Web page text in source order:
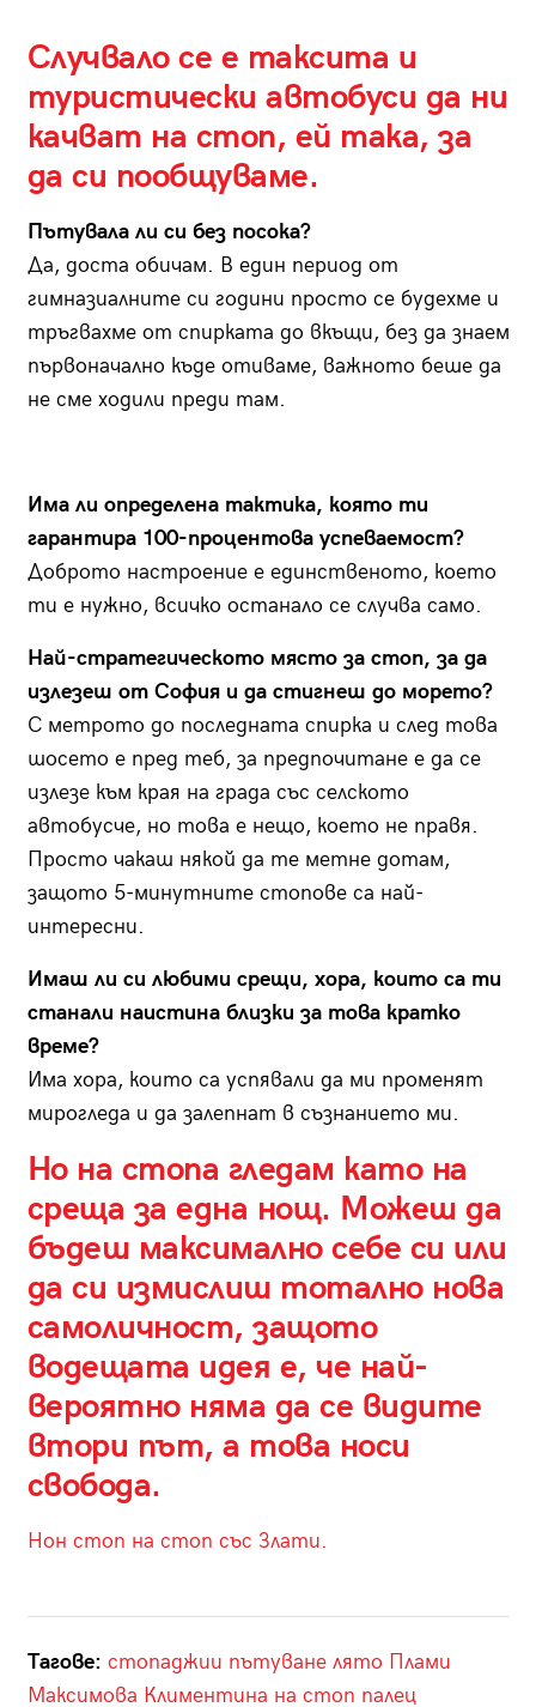
Случвало се е таксита и
туристически автобуси да ни
качват на стоп, ей така, за
да си пообщуваме.
Пътувала ли си без посока?
Да, доста обичам. В един период от
гимназиалните си години просто се будехме и
тръгвахме от спирката до вкъщи, без да знаем
първоначално къде отиваме, важното беше да
не сме ходили преди там.
Има ли определена тактика, която ти
гарантира 100-процентова успеваемост?
Доброто настроение е единственото, което
ти е нужно, всичко останало се случва само.
Най-стратегическото място за стоп, за да
излезеш от София и да стигнеш до морето?
С метрото до последната спирка и след това
шосето е пред теб, за предпочитане е да се
излезе към края на града със селското
автобусче, но това е нещо, което не правя.
Просто чакаш някой да те метне дотам,
защото 5-минутните стопове са най-
интересни.
Имаш ли си любими срещи, хора, които са ти
станали наистина близки за това кратко
време?
Има хора, които са успявали да ми променят
мирогледа и да залепнат в съзнанието ми.
Но на стопа гледам като на
среща за една нощ. Можеш да
бъдеш максимално себе си или
да си измислиш тотално нова
самоличност, защото
водещата идея е, че най-
вероятно няма да се видите
втори път, а това носи
свобода.
Нон стоп на стоп със Злати.
Тагове: стопаджии пътуване лято Плами
Максимова Климентина на стоп палец